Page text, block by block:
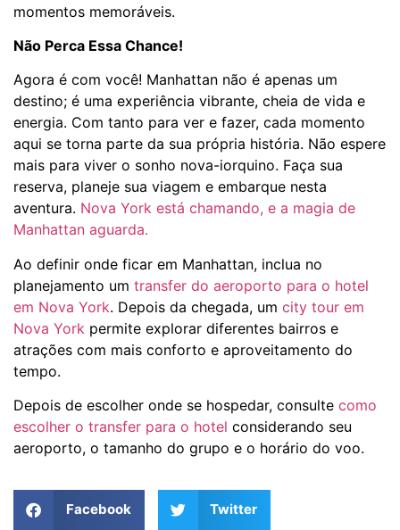
momentos memoráveis.
Não Perca Essa Chance!
Agora é com você! Manhattan não é apenas um
destino; é uma experiência vibrante, cheia de vida e
energia. Com tanto para ver e fazer, cada momento
aqui se torna parte da sua própria história. Não espere
mais para viver o sonho nova-iorquino. Faça sua
reserva, planeje sua viagem e embarque nesta
aventura. Nova York está chamando, e a magia de
Manhattan aguarda.
Ao definir onde ficar em Manhattan, inclua no
planejamento um transfer do aeroporto para o hotel
em Nova York. Depois da chegada, um city tour em
Nova York permite explorar diferentes bairros e
atrações com mais conforto e aproveitamento do
tempo.
Depois de escolher onde se hospedar, consulte como
escolher o transfer para o hotel considerando seu
aeroporto, o tamanho do grupo e o horário do voo.
Facebook Twitter